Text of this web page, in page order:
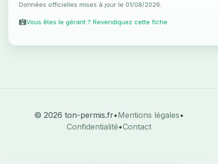
Données officielles mises à jour le 01/08/2026.
Vous êtes le gérant ? Revendiquez cette fiche
© 2026 ton-permis.fr•Mentions légales•
Confidentialité•Contact